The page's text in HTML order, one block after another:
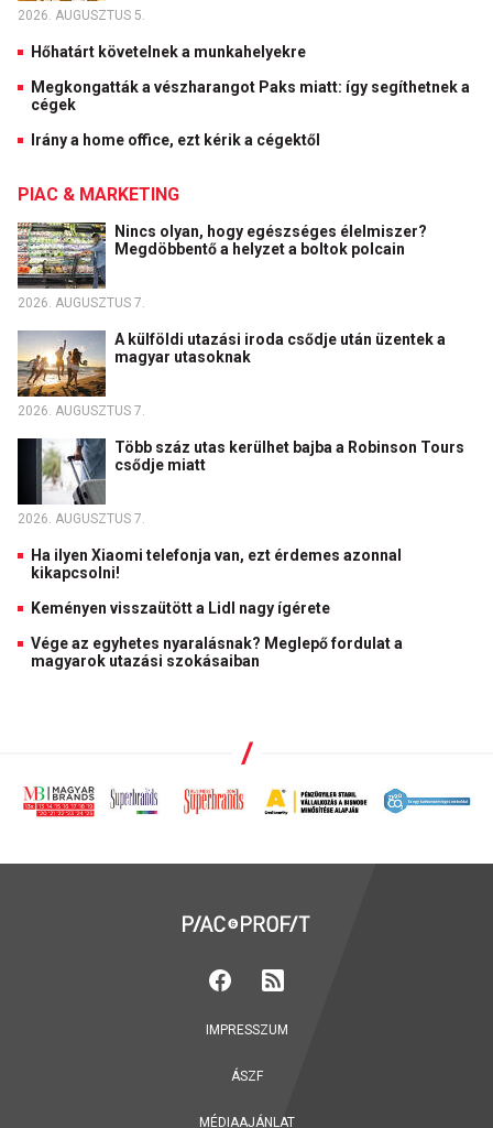
2026. AUGUSZTUS 5.
Hőhatárt követelnek a munkahelyekre
Megkongatták a vészharangot Paks miatt: így segíthetnek a
cégek
Irány a home office, ezt kérik a cégektől
PIAC & MARKETING
Nincs olyan, hogy egészséges élelmiszer?
Megdöbbentő a helyzet a boltok polcain
2026. AUGUSZTUS 7.
A külföldi utazási iroda csődje után üzentek a
magyar utasoknak
2026. AUGUSZTUS 7.
Több száz utas kerülhet bajba a Robinson Tours
csődje miatt
2026. AUGUSZTUS 7.
Ha ilyen Xiaomi telefonja van, ezt érdemes azonnal
kikapcsolni!
Keményen visszaütött a Lidl nagy ígérete
Vége az egyhetes nyaralásnak? Meglepő fordulat a
magyarok utazási szokásaiban
IMPRESSZUM
ÁSZF
MÉDIAAJÁNLAT